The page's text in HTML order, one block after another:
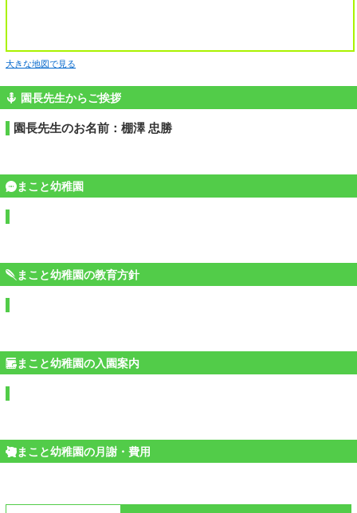
大きな地図で見る
園長先生からご挨拶
園長先生のお名前：棚澤 忠勝
まこと幼稚園
まこと幼稚園の教育方針
まこと幼稚園の入園案内
まこと幼稚園の月謝・費用